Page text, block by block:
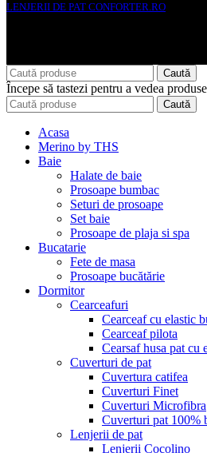
LENJERII DE PAT CONFORTER.RO
Caută
Începe să tastezi pentru a vedea
Caută
Acasa
Merino by THS
Baie
Halate de baie
Prosoape bumbac
Seturi de prosoape
Set baie
Prosoape de plaja si spa
Bucatarie
Fete de masa
Prosoape bucătărie
Dormitor
Cearceafuri
Cearceaf cu elastic
Cearceaf pilota
Cearsaf husa pat cu
Cuverturi de pat
Cuvertura catifea
Cuverturi Finet
Cuverturi Microfibra
Cuverturi pat 100%
Lenjerii de pat
Lenjerii Cocolino